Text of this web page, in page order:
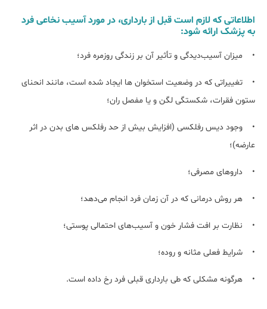
اطلاعاتی که لازم است قبل از بارداری، در مورد آسیب نخاعی فرد
به پزشک ارائه شود:
• میزان آسیب‌دیدگی و تأثیر آن بر زندگی روزمره فرد؛
• تغییراتی که در وضعیت استخوان ها ایجاد شده است، مانند انحنای
ستون فقرات، شکستگی لگن و یا مفصل ران؛
• وجود دیس رفلکسی (افزایش بیش از حد رفلکس های بدن در اثر
عارضه)؛
• داروهای مصرفی؛
• هر روش درمانی که در آن زمان فرد انجام می‌دهد؛
• نظارت بر افت فشار خون و آسیب‌های احتمالی پوستی؛
• شرایط فعلی مثانه و روده؛
• هرگونه مشکلی که طی بارداری قبلی فرد رخ داده است.